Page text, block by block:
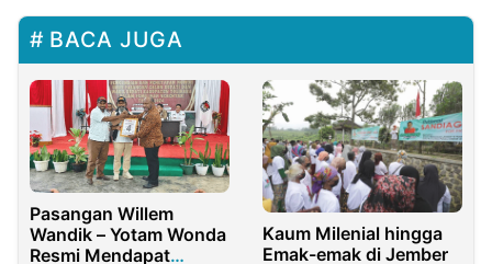
BACA JUGA
Pasangan Willem
Wandik – Yotam Wonda
Resmi Mendapat
Kaum Milenial hingga
Emak-emak di Jember